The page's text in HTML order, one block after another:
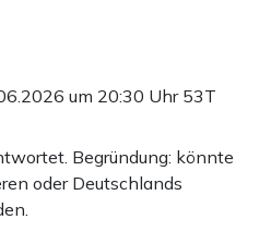
um 20:30 Uhr 53T
Begründung: könnte
oder Deutschlands